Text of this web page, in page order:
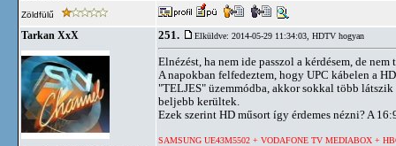
Zöldfülű
Tarkan XxX 251. Elküldve: 2014-05-29 11:34:03, HDTV hogyan
Elnézést, ha nem ide passzol a kérdésem, de
A napokban felfedeztem, hogy UPC kábelen a
"TELJES" üzemmódba, akkor sokkal több
beljebb kerültek.
Ezek szerint HD műsort így érdemes nézni? A
SAMSUNG UE43M5502 + VODAFONE TV MEDIABOX +